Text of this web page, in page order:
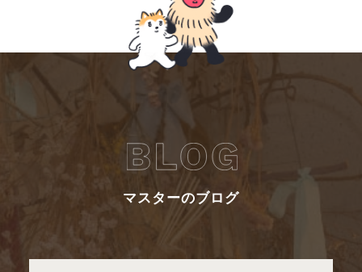
マスターのブログ